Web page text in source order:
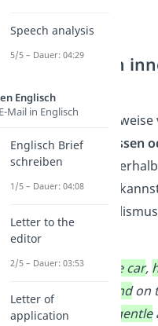
Aufzählungen
Wenn du beispielsweise
mehreren Erlebnissen
Eigenschaften
Satzes berichtest,
englischen Parallelismus
verwenden.
Weparked the car,
and
met a friendon
He was
gentle
Speech analysis
5/5 – Dauer: 04:29
Englisch
Mail in Englisch
Englisch Brief
schreiben
1/5 – Dauer: 04:08
Letter to the
editor
2/5 – Dauer: 03:53
Letter of
application